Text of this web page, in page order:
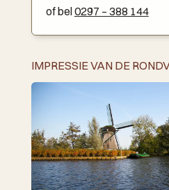
of bel0297 – 388 144
IMPRESSIE VAN DE